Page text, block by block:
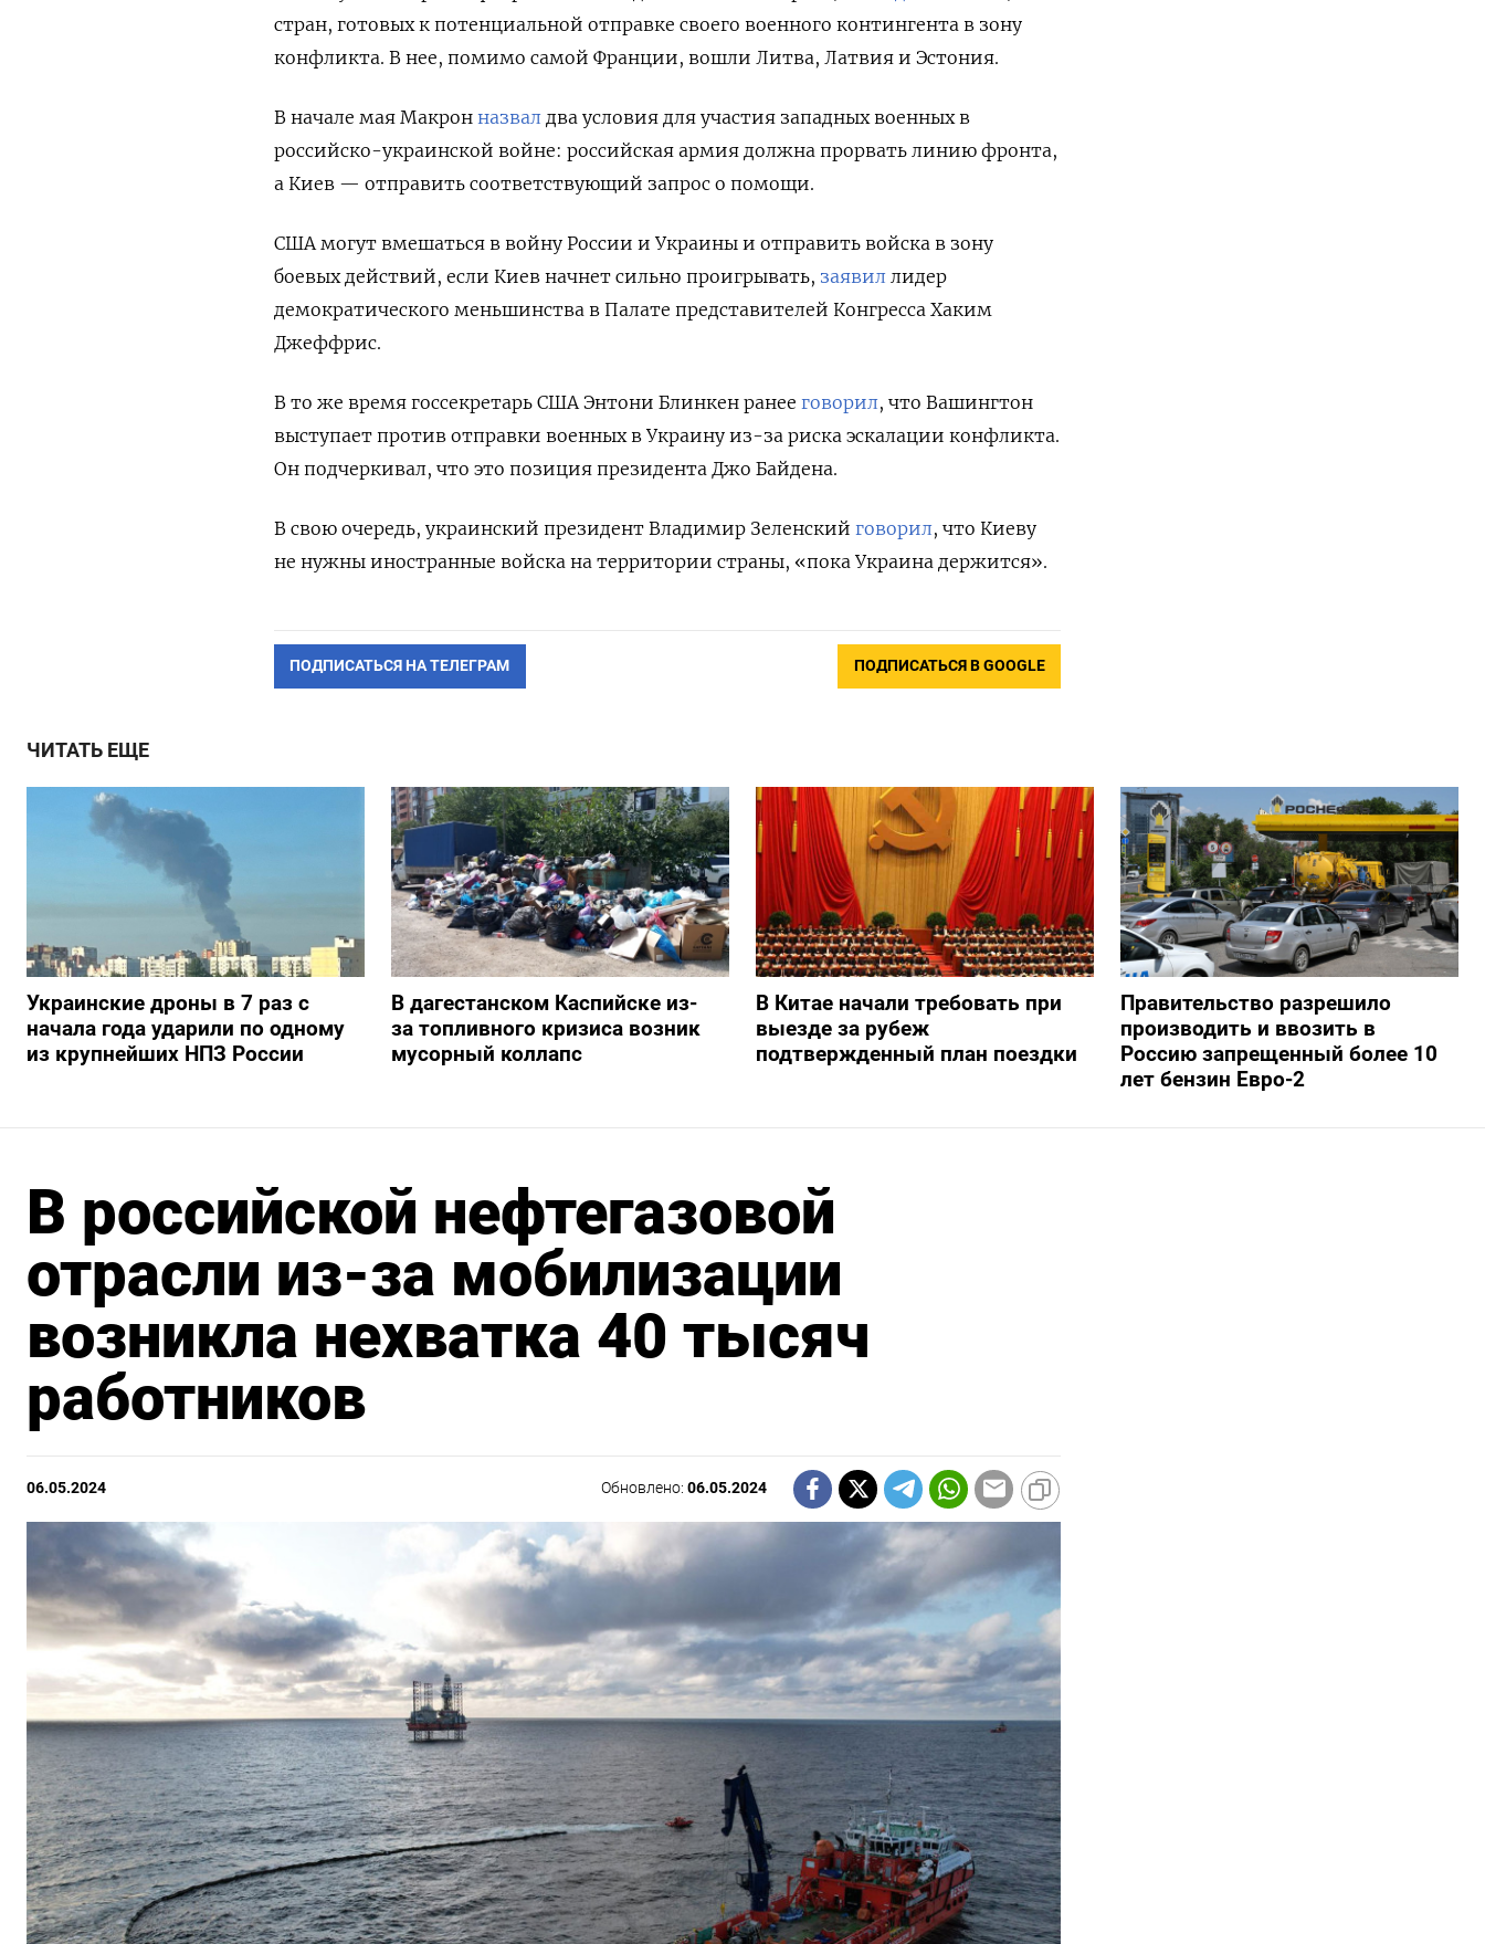
стран, готовых к потенциальной отправке своего военного контингента в зону
конфликта. В нее, помимо самой Франции, вошли Литва, Латвия и Эстония.
В начале мая Макрон назвал два условия для участия западных военных в
российско-украинской войне: российская армия должна прорвать линию фронта,
а Киев — отправить соответствующий запрос о помощи.
США могут вмешаться в войну России и Украины и отправить войска в зону
боевых действий, если Киев начнет сильно проигрывать, заявил лидер
демократического меньшинства в Палате представителей Конгресса Хаким
Джеффрис.
В то же время госсекретарь США Энтони Блинкен ранее говорил, что Вашингтон
выступает против отправки военных в Украину из-за риска эскалации конфликта.
Он подчеркивал, что это позиция президента Джо Байдена.
В свою очередь, украинский президент Владимир Зеленский говорил, что Киеву
не нужны иностранные войска на территории страны, «пока Украина держится».
ПОДПИСАТЬСЯ НА ТЕЛЕГРАМ ПОДПИСАТЬСЯ В GOOGLE
ЧИТАТЬ ЕЩЕ
Украинские дроны в 7 раз с
начала года ударили по одному
из крупнейших НПЗ России
В дагестанском Каспийске из-
за топливного кризиса возник
мусорный коллапс
В Китае начали требовать при
выезде за рубеж
подтвержденный план поездки
Правительство разрешило
производить и ввозить в
Россию запрещенный более 10
лет бензин Евро-2
В российской нефтегазовой
отрасли из-за мобилизации
возникла нехватка 40 тысяч
работников
06.05.2024 Обновлено:06.05.2024